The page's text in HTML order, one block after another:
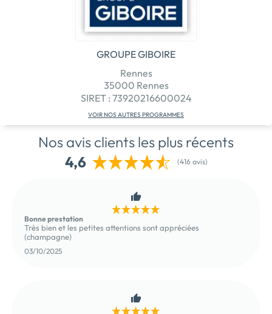
GROUPE GIBOIRE
Rennes
35000 Rennes
SIRET : 73920216600024
VOIR NOS AUTRES PROGRAMMES
Nos avis clients les plus récents
4,6
(416 avis)
Bonne prestation
Très bien et les petites attentions sont appréciées
(champagne)
03/10/2025